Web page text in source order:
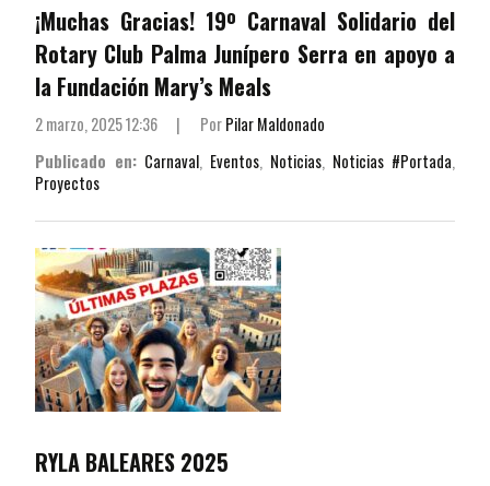
¡Muchas Gracias! 19º Carnaval Solidario del
Rotary Club Palma Junípero Serra en apoyo a
la Fundación Mary’s Meals
2 marzo, 2025 12:36 | PorPilar Maldonado
Publicado en: Carnaval, Eventos, Noticias, Noticias #Portada,
Proyectos
RYLA BALEARES 2025